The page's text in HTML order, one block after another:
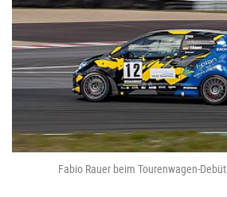
Fabio Rauer beim Tourenwagen-